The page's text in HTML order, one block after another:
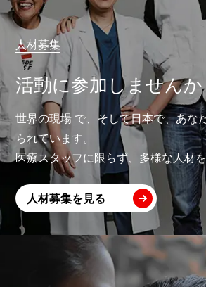
人材募集
活動に参加しませんか
世界の現場 で、そして日本で、あな
られています。
医療スタッフに限らず、多様な人材を
人材募集を見る